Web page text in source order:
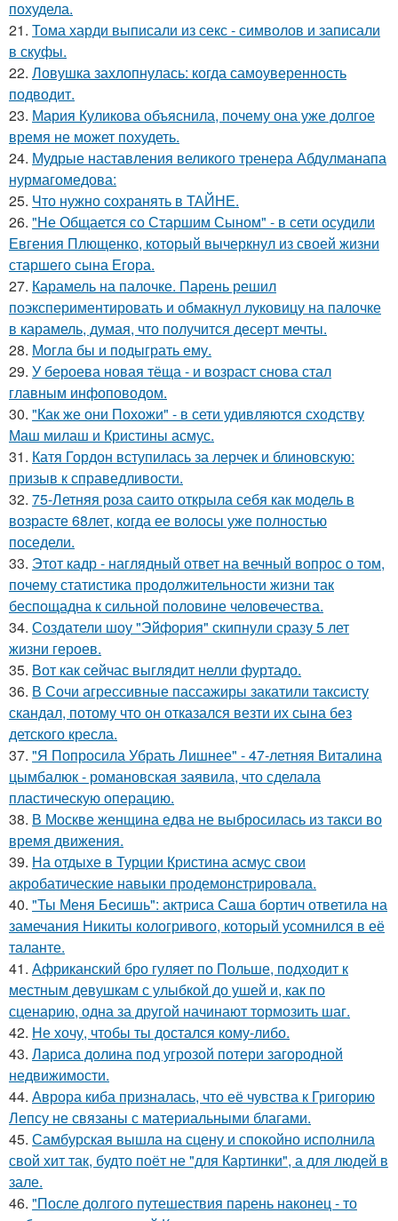
похудела.
21. Тома харди выписали из секс - символов и записали
в скуфы.
22. Ловушка захлопнулась: когда самоуверенность
подводит.
23. Мария Куликова объяснила, почему она уже долгое
время не может похудеть.
24. Мудрые наставления великого тренера Абдулманапа
нурмагомедова:
25. Что нужно сохранять в ТАЙНЕ.
26. "Не Общается со Старшим Сыном" - в сети осудили
Евгения Плющенко, который вычеркнул из своей жизни
старшего сына Егора.
27. Карамель на палочке. Парень решил
поэкспериментировать и обмакнул луковицу на палочке
в карамель, думая, что получится десерт мечты.
28. Могла бы и подыграть ему.
29. У бероева новая тёща - и возраст снова стал
главным инфоповодом.
30. "Как же они Похожи" - в сети удивляются сходству
Маш милаш и Кристины асмус.
31. Катя Гордон вступилась за лерчек и блиновскую:
призыв к справедливости.
32. 75-Летняя роза саито открыла себя как модель в
возрасте 68лет, когда ее волосы уже полностью
поседели.
33. Этот кадр - наглядный ответ на вечный вопрос о том,
почему статистика продолжительности жизни так
беспощадна к сильной половине человечества.
34. Создатели шоу "Эйфория" скипнули сразу 5 лет
жизни героев.
35. Вот как сейчас выглядит нелли фуртадо.
36. В Сочи агрессивные пассажиры закатили таксисту
скандал, потому что он отказался везти их сына без
детского кресла.
37. "Я Попросила Убрать Лишнее" - 47-летняя Виталина
цымбалюк - романовская заявила, что сделала
пластическую операцию.
38. В Москве женщина едва не выбросилась из такси во
время движения.
39. На отдыхе в Турции Кристина асмус свои
акробатические навыки продемонстрировала.
40. "Ты Меня Бесишь": актриса Саша бортич ответила на
замечания Никиты кологривого, который усомнился в её
таланте.
41. Африканский бро гуляет по Польше, подходит к
местным девушкам с улыбкой до ушей и, как по
сценарию, одна за другой начинают тормозить шаг.
42. Не хочу, чтобы ты достался кому-либо.
43. Лариса долина под угрозой потери загородной
недвижимости.
44. Аврора киба призналась, что её чувства к Григорию
Лепсу не связаны с материальными благами.
45. Самбурская вышла на сцену и спокойно исполнила
свой хит так, будто поёт не "для Картинки", а для людей в
зале.
46. "После долгого путешествия парень наконец - то